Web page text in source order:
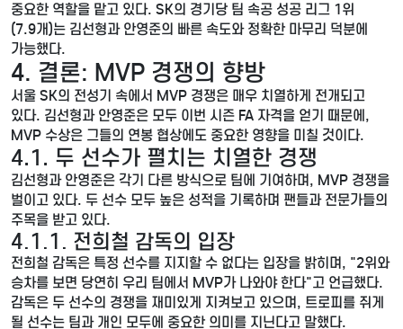
중요한 역할을 맡고 있다. SK의 경기당 팀 속공 성공 리그 1위
(7.9개)는 김선형과 안영준의 빠른 속도와 정확한 마무리 덕분에
가능했다.
4. 결론: MVP 경쟁의 향방
서울 SK의 전성기 속에서 MVP 경쟁은 매우 치열하게 전개되고
있다. 김선형과 안영준은 모두 이번 시즌 FA 자격을 얻기 때문에,
MVP 수상은 그들의 연봉 협상에도 중요한 영향을 미칠 것이다.
4.1. 두 선수가 펼치는 치열한 경쟁
김선형과 안영준은 각기 다른 방식으로 팀에 기여하며, MVP 경쟁을
벌이고 있다. 두 선수 모두 높은 성적을 기록하며 팬들과 전문가들의
주목을 받고 있다.
4.1.1. 전희철 감독의 입장
전희철 감독은 특정 선수를 지지할 수 없다는 입장을 밝히며, "2위와
승차를 보면 당연히 우리 팀에서 MVP가 나와야 한다"고 언급했다.
감독은 두 선수의 경쟁을 재미있게 지켜보고 있으며, 트로피를 쥐게
될 선수는 팀과 개인 모두에 중요한 의미를 지닌다고 말했다.